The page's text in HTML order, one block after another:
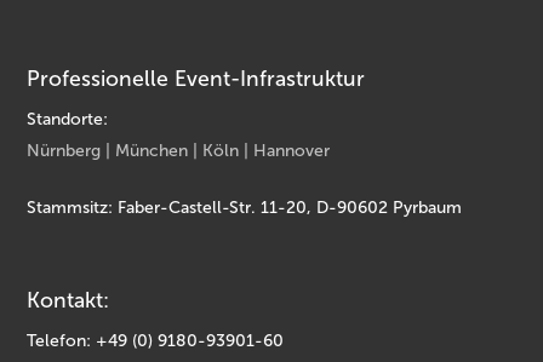
Professionelle Event-Infrastruktur
Standorte:
Nürnberg | München | Köln | Hannover
Stammsitz: Faber-Castell-Str. 11-20, D-90602 Pyrbaum
Kontakt:
Telefon: +49 (0) 9180-93901-60